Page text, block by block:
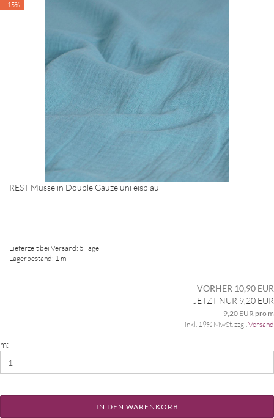
-15%
REST Musselin Double Gauze uni eisblau
Lieferzeit bei Versand: 5 Tage
Lagerbestand: 1 m
VORHER 10,90 EUR
JETZT NUR 9,20 EUR
9,20 EUR pro m
inkl. 19% MwSt. zzgl.Versand
m:
IN DEN WARENKORB